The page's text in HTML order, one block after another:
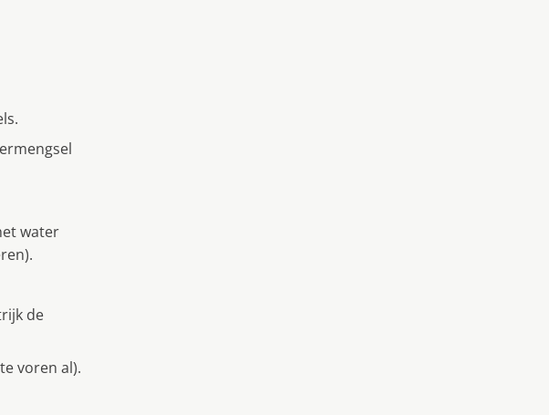
water
de
voren al).